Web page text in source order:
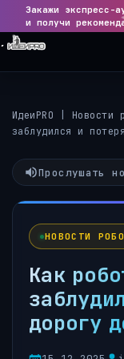
Закажи экспресс-
и получи
ИдеиPRO Новости
заблудился и
Прослушать
НОВОСТИ
Как
дорогу